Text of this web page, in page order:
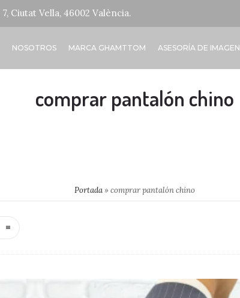
Ciutat Vella, 46002 València.
NOSOTROS MARCA GHAMTTOM ASESORÍA DE IMAGEN
comprar pantalón chino
Portada» comprar pantalón chino